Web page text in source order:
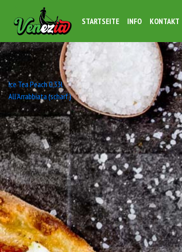
STARTSEITE INFO KONTAKT
Beitrags-
Navigation
Ice Tea Peach 0,33l
All’Arrabbiata (scharf)